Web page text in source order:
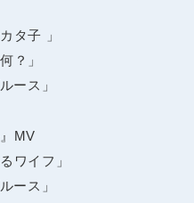
タ子 」
？」
ース」
MV
ワイフ」
ース」